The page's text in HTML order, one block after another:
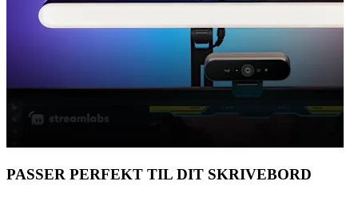
PASSER PERFEKT TIL DIT SKRIVEBORD